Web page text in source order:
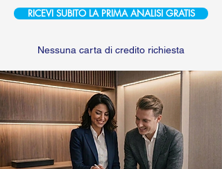
RICEVI SUBITO LA PRIMA ANALISI GRATIS
Nessuna carta di credito richiesta